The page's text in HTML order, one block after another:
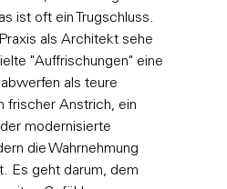
ist oft ein Trugschluss.
als Architekt sehe
"Auffrischungen" eine
als teure
frischer Anstrich, ein
modernisierte
die Wahrnehmung
Es geht darum, dem